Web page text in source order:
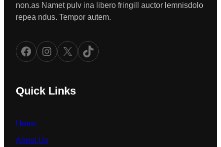
non.as Namet pulv ina libero fringill auctor lemnisdolo
repea ndus. Tempor autem.
Facebook Instagram X TikTok
Quick Links
Home
About Us